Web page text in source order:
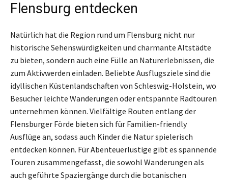
Flensburg entdecken
Natürlich hat die Region rund um Flensburg nicht nur
historische Sehenswürdigkeiten und charmante Altstädte
zu bieten, sondern auch eine Fülle an Naturerlebnissen, die
zum Aktivwerden einladen. Beliebte Ausflugsziele sind die
idyllischen Küstenlandschaften von Schleswig-Holstein, wo
Besucher leichte Wanderungen oder entspannte Radtouren
unternehmen können. Vielfältige Routen entlang der
Flensburger Förde bieten sich für Familien-friendly
Ausflüge an, sodass auch Kinder die Natur spielerisch
entdecken können. Für Abenteuerlustige gibt es spannende
Touren zusammengefasst, die sowohl Wanderungen als
auch geführte Spaziergänge durch die botanischen